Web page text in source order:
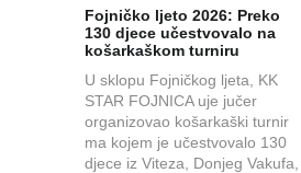
Fojničko ljeto 2026: Preko
130 djece učestvovalo na
košarkaškom turniru
U sklopu Fojničkog ljeta, KK
STAR FOJNICA uje jučer
organizovao košarkaški turnir
ma kojem je učestvovalo 130
djece iz Viteza, Donjeg Vakufa,